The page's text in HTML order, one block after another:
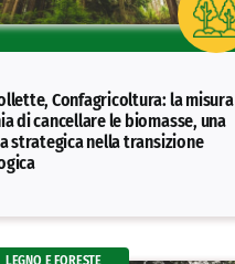
Confagricoltura: la misura
di cancellare le biomasse, una
strategica nella transizione